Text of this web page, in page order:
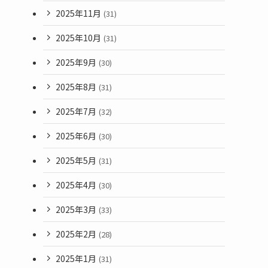
2025年11月 (31)
2025年10月 (31)
2025年9月 (30)
2025年8月 (31)
2025年7月 (32)
2025年6月 (30)
2025年5月 (31)
2025年4月 (30)
2025年3月 (33)
2025年2月 (28)
2025年1月 (31)